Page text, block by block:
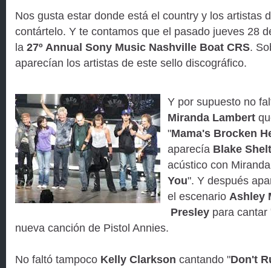
Nos gusta estar donde está el country y los artistas
contártelo. Y te contamos que el pasado jueves 28
la 27º Annual Sony Music Nashville Boat CRS.
aparecían los artistas de este sello discográfico.
Y por supuesto no
Miranda Lambert
"Mama's Brocken
aparecía Blake
acústico con
You". Y después
el escenario Ashley
Presley para cantar
nueva canción de Pistol Annies.
No faltó tampoco Kelly Clarkson cantando "Don't